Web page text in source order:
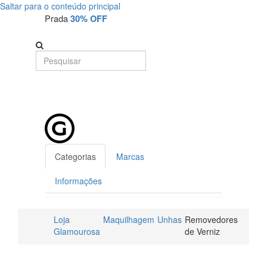
Saltar para o conteúdo principal
Prada30% OFF
Categorias Marcas
Informações
Loja
Glamourosa
Maquilhagem Unhas Removedores
de Verniz